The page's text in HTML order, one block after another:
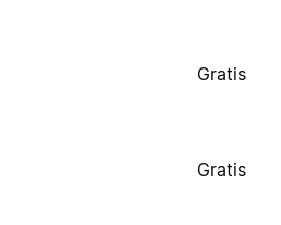
Gratis
Gratis